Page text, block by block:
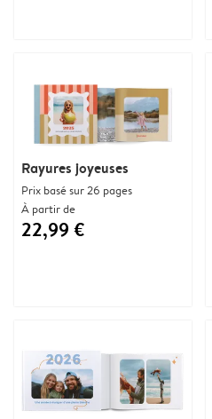
Rayures joyeuses
Prix basé sur 26 pages
À partir de
22,99 €